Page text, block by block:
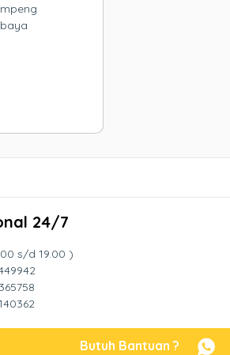
24/7
s/d 19.00 )
Butuh Bantuan ?